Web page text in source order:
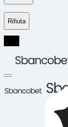
Rifiuta